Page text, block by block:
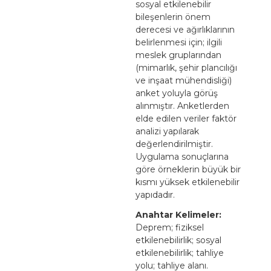
sosyal etkilenebilir
bileşenlerin önem
derecesi ve ağırlıklarının
belirlenmesi için; ilgili
meslek gruplarından
(mimarlık, şehir plancılığı
ve inşaat mühendisliği)
anket yoluyla görüş
alınmıştır. Anketlerden
elde edilen veriler faktör
analizi yapılarak
değerlendirilmiştir.
Uygulama sonuçlarına
göre örneklerin büyük bir
kısmı yüksek etkilenebilir
yapıdadır.
Anahtar Kelimeler:
Deprem; fiziksel
etkilenebilirlik; sosyal
etkilenebilirlik; tahliye
yolu; tahliye alanı.